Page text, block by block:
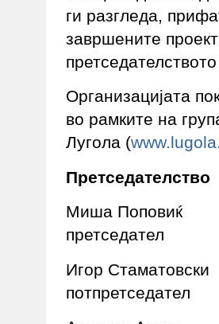
ги разгледа,
завршените
Организацијата
во рамките на
Лугола (
Претседателство
Миша Поповиќ
претседател
Игор Стаматовски
потпретседател